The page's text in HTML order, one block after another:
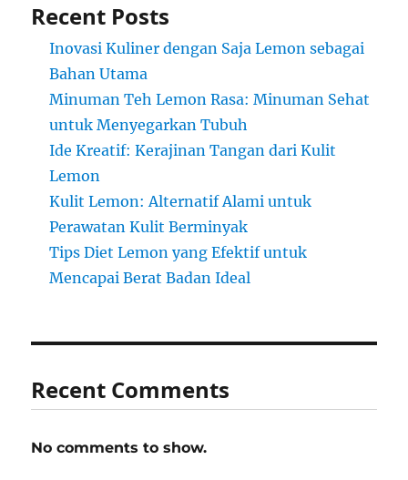
Recent Posts
Inovasi Kuliner dengan Saja Lemon sebagai
Bahan Utama
Minuman Teh Lemon Rasa: Minuman Sehat
untuk Menyegarkan Tubuh
Ide Kreatif: Kerajinan Tangan dari Kulit
Lemon
Kulit Lemon: Alternatif Alami untuk
Perawatan Kulit Berminyak
Tips Diet Lemon yang Efektif untuk
Mencapai Berat Badan Ideal
Recent Comments
No comments to show.